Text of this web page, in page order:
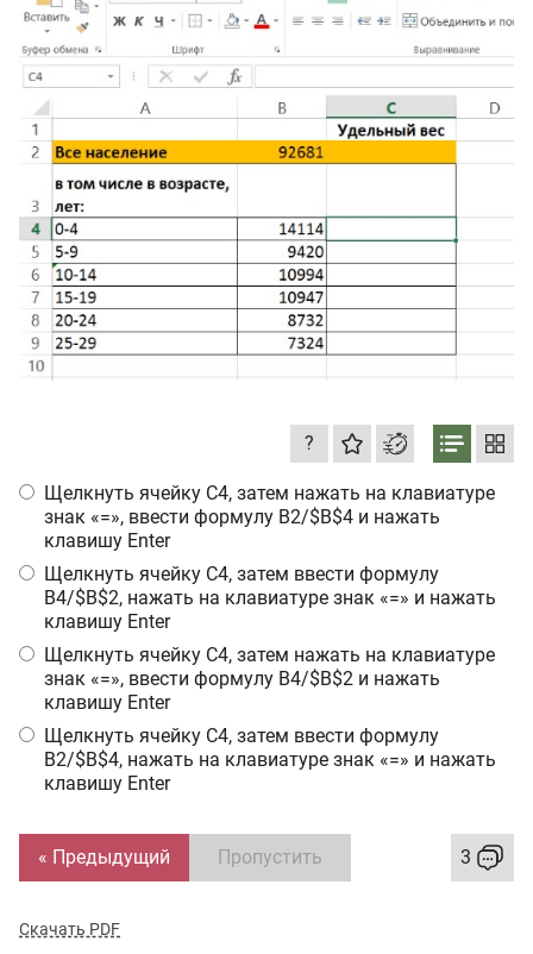
?
Щелкнуть ячейку С4, затем нажать на клавиатуре
знак «=», ввести формулу B2/$B$4 и нажать
клавишу Enter
Щелкнуть ячейку С4, затем ввести формулу
B4/$B$2, нажать на клавиатуре знак «=» и нажать
клавишу Enter
Щелкнуть ячейку С4, затем нажать на клавиатуре
знак «=», ввести формулу B4/$B$2 и нажать
клавишу Enter
Щелкнуть ячейку С4, затем ввести формулу
B2/$B$4, нажать на клавиатуре знак «=» и нажать
клавишу Enter
« Предыдущий Пропустить 3
Скачать PDF